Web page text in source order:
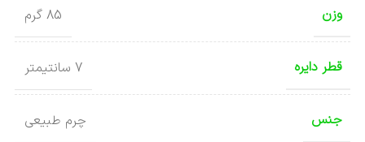
وزن 85 گرم
قطر دایره 7 سانتیمتر
جنس چرم طبیعی